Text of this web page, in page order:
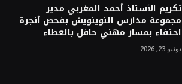
تكريم الأستاذ أحمد المغربي مدير
مجموعة مدارس النوينويش بفحص أنجرة
احتفاء بمسار مهني حافل بالعطاء
يونيو 23, 2026